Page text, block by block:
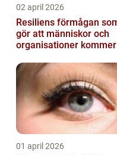
02 april 2026
Resiliens förmågan som
gör att människor och
organisationer kommer
01 april 2026